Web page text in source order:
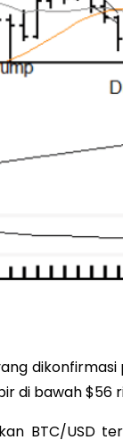
dikonfirmasi
di bawah $56
BTC/USD